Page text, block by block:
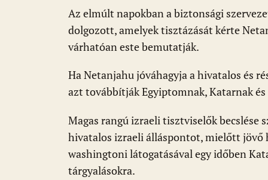
Az elmúlt napokban a biztonsági
dolgozott, amelyek tisztázását kérte
várhatóan este bemutatják.
Ha Netanjahu jóváhagyja a hivatalos és
azt továbbítják Egyiptomnak, Katarnak
Magas rangú izraeli tisztviselők becslése
hivatalos izraeli álláspontot, mielőtt jövő
washingtoni látogatásával egy időben
tárgyalásokra.